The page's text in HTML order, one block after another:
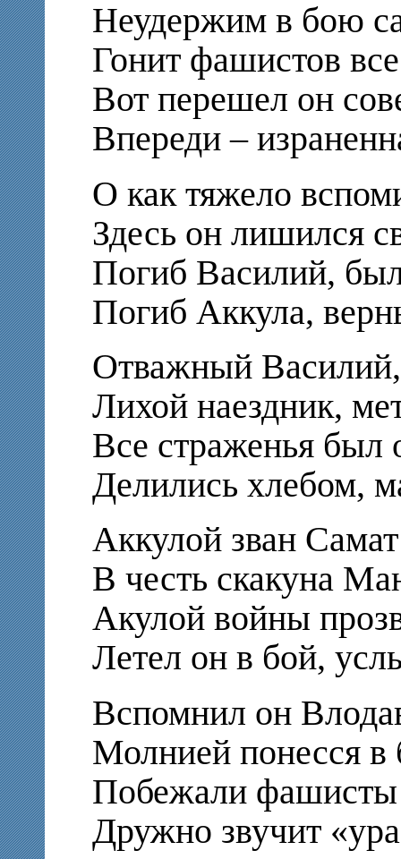
Неудержим в бою
Гонит фашистов
Вот перешел он
Впереди –
О как тяжело
Здесь он лишился
Погиб Василий,
Погиб Аккула,
Отважный Василий,
Лихой наездник,
Все страженья был
Делились хлебом,
Аккулой зван
В честь скакуна
Акулой войны
Летел он в бой,
Вспомнил он
Молнией понесся в
Побежали фашисты
Дружно звучит